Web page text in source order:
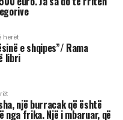
herët
e shqipes”/ Rama
libri
një burracak që është
nga frika. Një i mbaruar, që